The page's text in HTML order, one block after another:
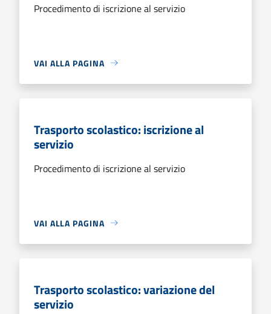
Procedimento di iscrizione al servizio
VAI ALLA PAGINA
Trasporto scolastico: iscrizione al
servizio
Procedimento di iscrizione al servizio
VAI ALLA PAGINA
Trasporto scolastico: variazione del
servizio